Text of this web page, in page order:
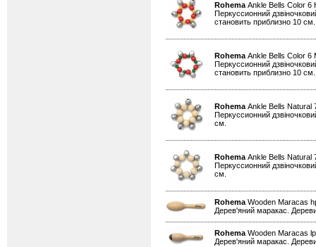
Rohema Ankle Bells Color
Перкуссионний
становить приблизно 10 см.
Rohema Ankle Bells Color
Перкуссионний
становить приблизно 10 см.
Rohema Ankle Bells
Перкуссионний
см.
Rohema Ankle Bells
Перкуссионний
см.
Rohema Wooden Maracas
Дерев'яний маракас.
Rohema Wooden Maracas
Дерев'яний маракас.